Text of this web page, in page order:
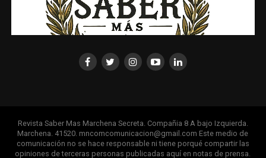
Revista Saber Mas Marchena Secreta. Compañia 8 A bajo Izquierda.
Marchena. 41520. mncomcomunicacion@gmail.com Este medio de
comunicación no se hace responsable ni tiene porqué compartir las
opiniones de terceras personas publicadas aquí en notas de prensa.